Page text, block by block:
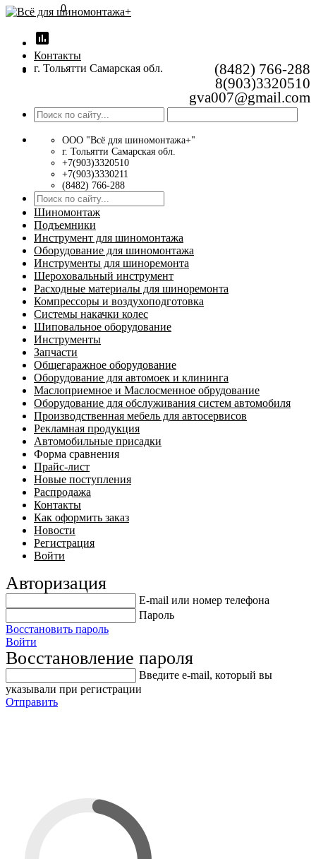
insert_chart
0
Контакты
г. Тольятти Самарская обл.
(8482) 766-288
8(903)3320510
gva007@gmail.com
ООО "Всё для шиномонтажа+"
г. Тольятти Самарская обл.
+7(903)3320510
+7(903)3330211
(8482) 766-288
Шиномонтаж
Подъемники
Инструмент для шиномонтажа
Оборудование для шиномонтажа
Инструменты для шиноремонта
Шероховальный инструмент
Расходные материалы для шиноремонта
Компрессоры и воздухоподготовка
Системы накачки колес
Шиповальное оборудование
Инструменты
Запчасти
Общегаражное оборудование
Оборудование для автомоек и клининга
Маслоприемное и Маслосменное обрудование
Оборудование для обслуживания систем автомобиля
Производственная мебель для автосервисов
Рекламная продукция
Автомобильные присадки
Форма сравнения
Прайс-лист
Новые поступления
Распродажа
Контакты
Как оформить заказ
Новости
Регистрация
Войти
Авторизация
E-mail или номер телефона
Пароль
Восстановить пароль
Войти
Восстановление пароля
Введите е-mail, который вы
указывали при регистрации
Отправить